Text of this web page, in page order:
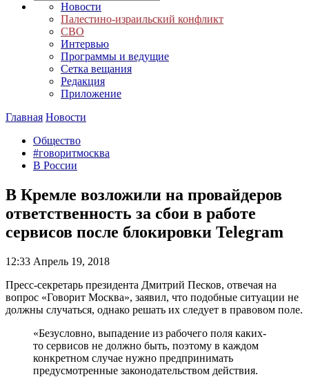
Новости
Палестино-израильский конфликт
СВО
Интервью
Программы и ведущие
Сетка вещания
Редакция
Приложение
Главная Новости
Общество
#говоритмосква
В России
В Кремле возложили на провайдеров
ответственность за сбои в работе
сервисов после блокировки Telegram
12:33 Апрель 19, 2018
Пресс-секретарь президента Дмитрий Песков, отвечая на
вопрос «Говорит Москва», заявил, что подобные ситуации не
должны случаться, однако решать их следует в правовом поле.
«Безусловно, выпадение из рабочего поля каких-
то сервисов не должно быть, поэтому в каждом
конкретном случае нужно предпринимать
предусмотренные законодательством действия.